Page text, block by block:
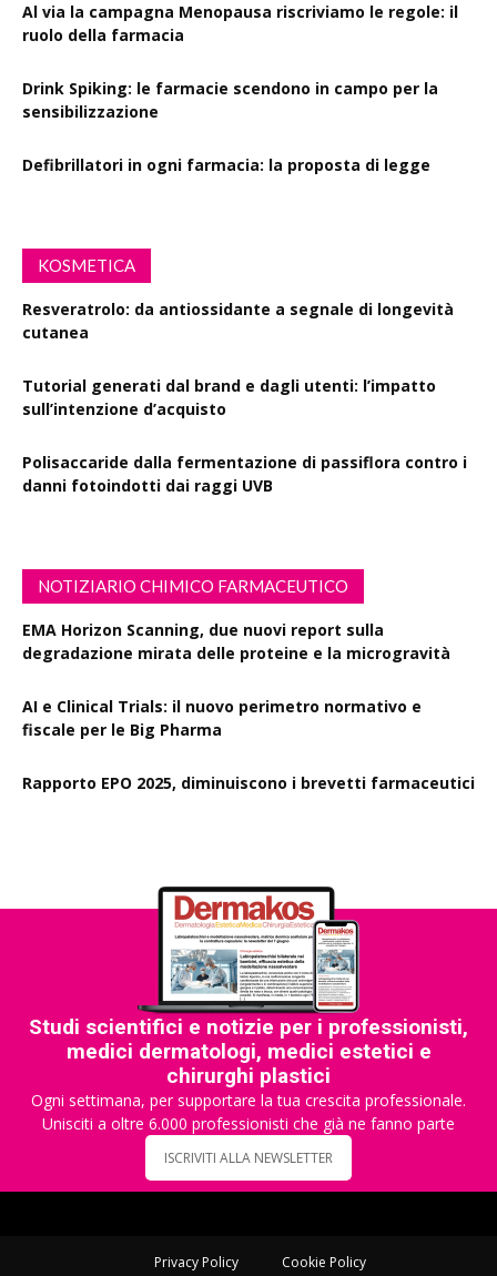
Al via la campagna Menopausa riscriviamo le regole: il
ruolo della farmacia
Drink Spiking: le farmacie scendono in campo per la
sensibilizzazione
Defibrillatori in ogni farmacia: la proposta di legge
KOSMETICA
Resveratrolo: da antiossidante a segnale di longevità
cutanea
Tutorial generati dal brand e dagli utenti: l’impatto
sull’intenzione d’acquisto
Polisaccaride dalla fermentazione di passiflora contro i
danni fotoindotti dai raggi UVB
NOTIZIARIO CHIMICO FARMACEUTICO
EMA Horizon Scanning, due nuovi report sulla
degradazione mirata delle proteine e la microgravità
AI e Clinical Trials: il nuovo perimetro normativo e
fiscale per le Big Pharma
Rapporto EPO 2025, diminuiscono i brevetti farmaceutici
Studi scientifici e notizie per i professionisti,
medici dermatologi, medici estetici e
chirurghi plastici
Ogni settimana, per supportare la tua crescita professionale.
Unisciti a oltre 6.000 professionisti che già ne fanno parte
ISCRIVITI ALLA NEWSLETTER
Privacy Policy Cookie Policy